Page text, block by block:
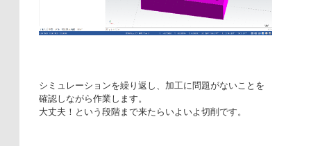
シミュレーションを繰り返し、加工に問題がないことを
確認しながら作業します。
大丈夫！という段階まで来たらいよいよ切削です。